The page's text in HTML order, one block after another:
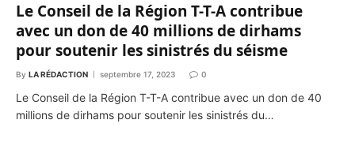
Le Conseil de la Région T-T-A contribue
avec un don de 40 millions de dirhams
pour soutenir les sinistrés du séisme
By LA RÉDACTION septembre 17, 2023 0
Le Conseil de la Région T-T-A contribue avec un don de 40
millions de dirhams pour soutenir les sinistrés du…